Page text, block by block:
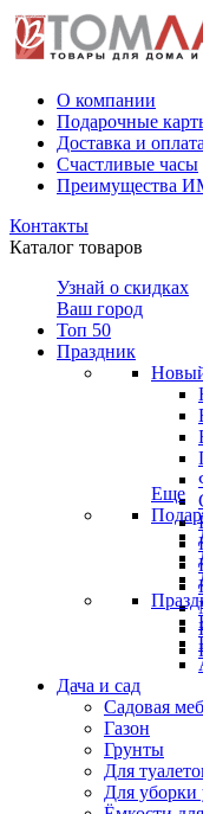
О компании
Подарочные
Доставка и оплата
Счастливые часы
Преимущества
Контакты
Каталог товаров
Узнай о скидках
Ваш город
Топ 50
Праздник
Еще
Дача и сад
Садовая
Газон
Грунты
Для
Для уборки